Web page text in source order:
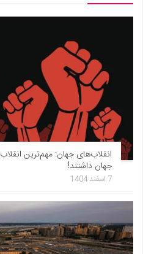
انقلاب‌های جهان: مهم‌ترین
جهان داشتند!
7 اسفند 1404